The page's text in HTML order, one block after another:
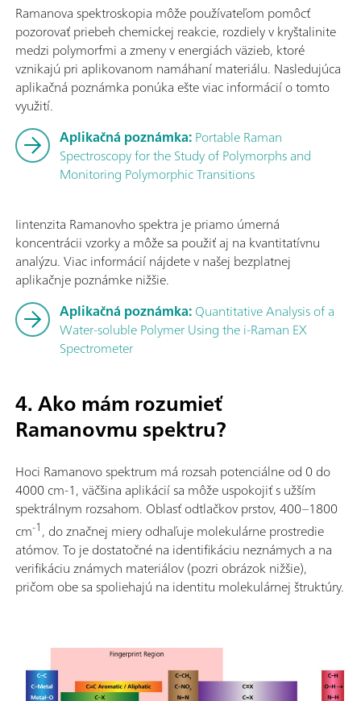
Ramanova spektroskopia môže používateľom pomôcť
pozorovať priebeh chemickej reakcie, rozdiely v kryštalinite
medzi polymorfmi a zmeny v energiách väzieb, ktoré
vznikajú pri aplikovanom namáhaní materiálu. Nasledujúca
aplikačná poznámka ponúka ešte viac informácií o tomto
využití.
Aplikačná poznámka:Portable Raman
Spectroscopy for the Study of Polymorphs and
Monitoring Polymorphic Transitions
Iintenzita Ramanovho spektra je priamo úmerná
koncentrácii vzorky a môže sa použiť aj na kvantitatívnu
analýzu. Viac informácií nájdete v našej bezplatnej
aplikačnje poznámke nižšie.
Aplikačná poznámka:Quantitative Analysis of a
Water-soluble Polymer Using the i-Raman EX
Spectrometer
4. Ako mám rozumieť
Ramanovmu spektru?
Hoci Ramanovo spektrum má rozsah potenciálne od 0 do
4000 cm-1, väčšina aplikácií sa môže uspokojiť s užším
spektrálnym rozsahom. Oblasť odtlačkov prstov, 400–1800
cm-1, do značnej miery odhaľuje molekulárne prostredie
atómov. To je dostatočné na identifikáciu neznámych a na
verifikáciu známych materiálov (pozri obrázok nižšie),
pričom obe sa spoliehajú na identitu molekulárnej štruktúry.